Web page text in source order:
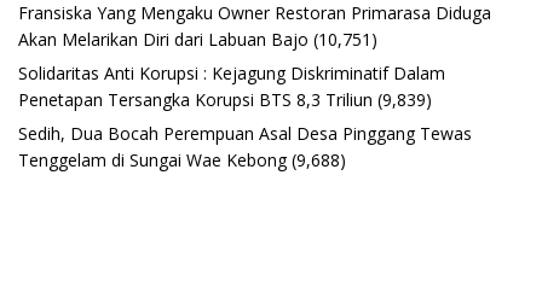
Fransiska Yang Mengaku Owner Restoran Primarasa Diduga
Akan Melarikan Diri dari Labuan Bajo (10,751)
Solidaritas Anti Korupsi : Kejagung Diskriminatif Dalam
Penetapan Tersangka Korupsi BTS 8,3 Triliun (9,839)
Sedih, Dua Bocah Perempuan Asal Desa Pinggang Tewas
Tenggelam di Sungai Wae Kebong (9,688)